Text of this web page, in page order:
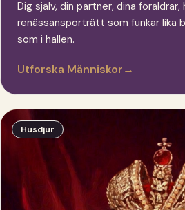
Dig själv, din partner, dina föräldrar,
renässansporträtt som funkar lika
som i hallen.
Utforska Människor→
Husdjur